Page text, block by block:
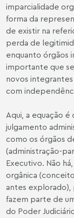
imparcialidade
forma da
de existir na
perda de
enquanto órgãos
importante que
novos
com
Aqui, a equação
julgamento
como os órgãos
(administração-
Executivo. Não
orgânica
antes explorado),
fazem parte de
do Poder